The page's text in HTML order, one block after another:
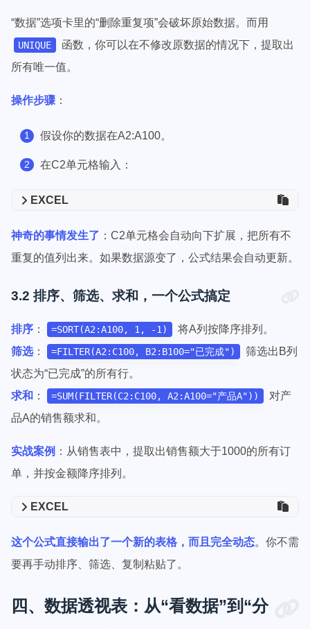
“数据”选项卡里的“删除重复项”会破坏原始数据。而用
UNIQUE
函数，你可以在不修改原数据的情况下，提取出
所有唯一值。
操作步骤 ：
假设你的数据在A2:A100。
在C2单元格输入：
EXCEL
神奇的事情发生了 ：C2单元格会自动向下扩展，把所有不
重复的值列出来。如果数据源变了，公式结果会自动更新。
3.2 排序、筛选、求和，一个公式搞定
排序 ： =SORT(A2:A100, 1, -1)
将A列按降序排列。
筛选： =FILTER(A2:C100, B2:B100="已完成")
筛选出B列
状态为“已完成”的所有行。
求和 ： =SUM(FILTER(C2:C100, A2:A100="产品A"))
对产
品A的销售额求和。
实战案例 ：从销售表中，提取出销售额大于1000的所有订
单，并按金额降序排列。
EXCEL
这个公式直接输出了一个新的表格，而且完全动态。你不需
要再手动排序、筛选、复制粘贴了。
四、数据透视表：从“看数据”到“分